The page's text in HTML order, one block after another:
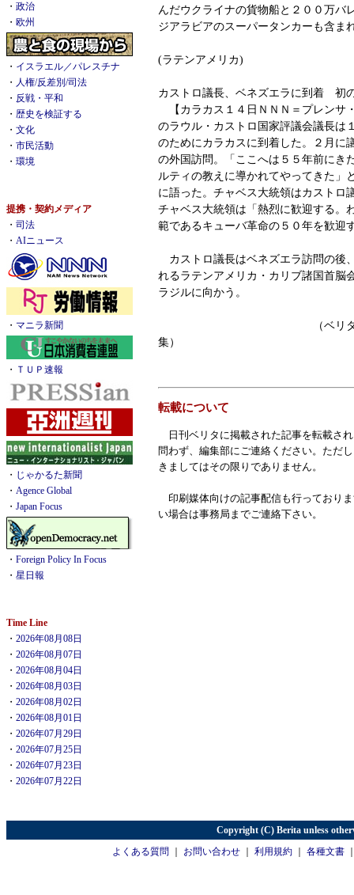
・ 政治
・ 欧州
・ イスラエル／パレスチナ
・ 人権/反差別/司法
・ 反戦・平和
・ 歴史を検証する
・ 文化
・ 市民活動
・ 環境
提携・契約メディア
・ 司法
・ AIニュース
・ マニラ新聞
・ ＴＵＰ速報
・ じゃかるた新聞
・ Agence Global
・ Japan Focus
・ Foreign Policy In Focus
・ 星日報
Time Line
・ 2026年08月08日
・ 2026年08月07日
・ 2026年08月04日
・ 2026年08月03日
・ 2026年08月02日
・ 2026年08月01日
・ 2026年07月29日
・ 2026年07月25日
・ 2026年07月23日
・ 2026年07月22日
んだウクライナの貨物船と２００万バ
ジアラビアのスーパータンカーも含ま
(ラテンアメリカ)
カストロ議長、ベネズエラに到着 初
【カラカス１４日ＮＮＮ＝プレンサ
のラウル・カストロ国家評議会議長は
のためにカラカスに到着した。２月に
の外国訪問。「ここへは５５年前にき
ルティの教えに導かれてやってきた」
に語った。チャベス大統領はカストロ
チャベス大統領は「熱烈に歓迎する。
範であるキューバ革命の５０年を歓迎
カストロ議長はベネズエラ訪問の後
れるラテンアメリカ・カリブ諸国首脳
ラジルに向かう。
（ベリタ通信編集
集）
転載について
日刊ベリタに掲載された記事を転載さ
問わず、編集部にご連絡ください。ただ
きましてはその限りでありません。
印刷媒体向けの記事配信も行っており
い場合は事務局までご連絡下さい。
Copyright (C) Berita unless
よくある質問
お問い合わせ 利用規約 各種文書